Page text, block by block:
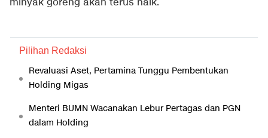
minyak goreng akan terus naik.
Pilihan Redaksi
Revaluasi Aset, Pertamina Tunggu Pembentukan
Holding Migas
Menteri BUMN Wacanakan Lebur Pertagas dan PGN
dalam Holding